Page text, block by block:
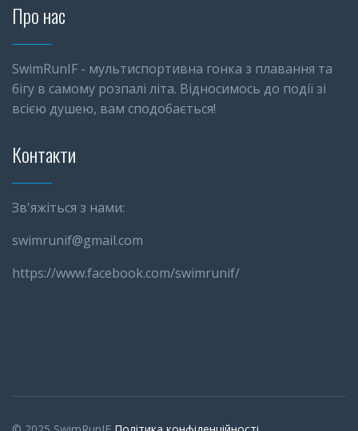
Про нас
SwimRunIF - мультиспортивна гонка з плавання та
бігу в самому розпалі літа. Відносимось до події зі
всією душею, вам сподобається!
Контакти
Зв'яжіться з нами:
swimrunif@gmail.com
https://www.facebook.com/swimrunif/